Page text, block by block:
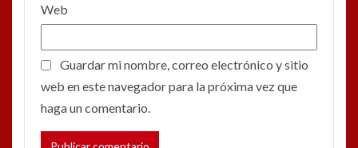
Web
Guardar mi nombre, correo electrónico y sitio
web en este navegador para la próxima vez que
haga un comentario.